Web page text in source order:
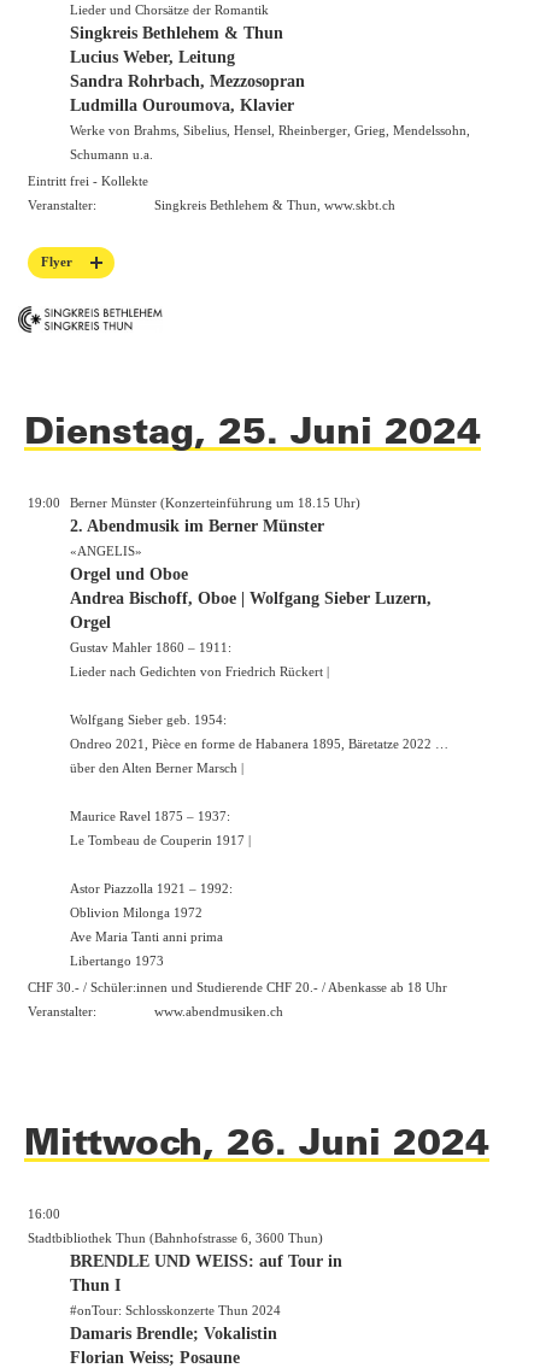
Lieder und Chorsätze der Romantik
Singkreis Bethlehem & Thun
Lucius Weber, Leitung
Sandra Rohrbach, Mezzosopran
Ludmilla Ouroumova, Klavier
Werke von Brahms, Sibelius, Hensel, Rheinberger, Grieg, Mendelssohn,
Schumann u.a.
Eintritt frei - Kollekte
Veranstalter:
Singkreis Bethlehem & Thun, www.skbt.ch
Flyer
Dienstag, 25. Juni 2024
19:00 Berner Münster (Konzerteinführung um 18.15 Uhr)
2. Abendmusik im Berner Münster
«ANGELIS»
Orgel und Oboe
Andrea Bischoff, Oboe | Wolfgang Sieber Luzern,
Orgel
Gustav Mahler 1860 – 1911:
Lieder nach Gedichten von Friedrich Rückert |
Wolfgang Sieber geb. 1954:
Ondreo 2021, Pièce en forme de Habanera 1895, Bäretatze 2022 …
über den Alten Berner Marsch |
Maurice Ravel 1875 – 1937:
Le Tombeau de Couperin 1917 |
Astor Piazzolla 1921 – 1992:
Oblivion Milonga 1972
Ave Maria Tanti anni prima
Libertango 1973
CHF 30.- / Schüler:innen und Studierende CHF 20.- / Abenkasse ab 18 Uhr
Veranstalter:
www.abendmusiken.ch
Mittwoch, 26. Juni 2024
16:00
Stadtbibliothek Thun (Bahnhofstrasse 6, 3600 Thun)
BRENDLE UND WEISS: auf Tour in
Thun I
#onTour: Schlosskonzerte Thun 2024
Damaris Brendle; Vokalistin
Florian Weiss; Posaune